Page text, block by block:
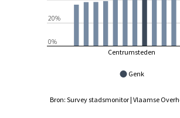
Genk
Centrumsteden
0%
20%